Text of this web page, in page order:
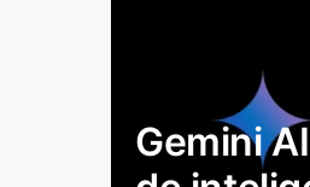
Gemini